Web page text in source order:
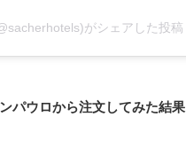
がシェアした投稿
パウロから注文してみた結果